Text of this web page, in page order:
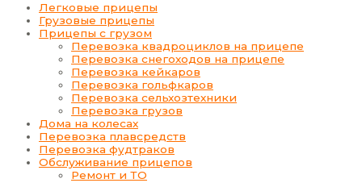
Легковые прицепы
Грузовые прицепы
Прицепы с грузом
Перевозка квадроциклов на прицепе
Перевозка снегоходов на прицепе
Перевозка кейкаров
Перевозка гольфкаров
Перевозка сельхозтехники
Перевозка грузов
Дома на колесах
Перевозка плавсредств
Перевозка фудтраков
Обслуживание прицепов
Ремонт и ТО